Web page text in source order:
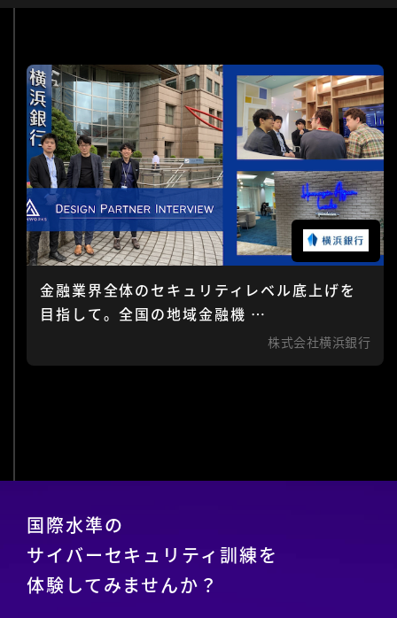
金融業界全体のセキュリティレベル底上げを
目指して。全国の地域金融機 …
株式会社横浜銀行
国際水準の
サイバーセキュリティ訓練を
体験してみませんか？